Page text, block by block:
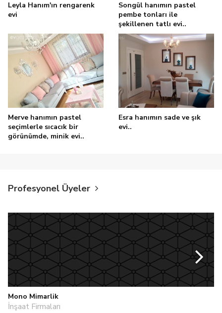
Leyla Hanım'ın rengarenk
evi
Songül hanımın pastel
pembe tonları ile
şekillenen tatlı evi..
Merve hanımın pastel
seçimlerle sıcacık bir
görünümde, minik evi..
Esra hanımın sade ve şık
evi..
Profesyonel Üyeler
Mono Mimarlik
İnşaat Firmaları